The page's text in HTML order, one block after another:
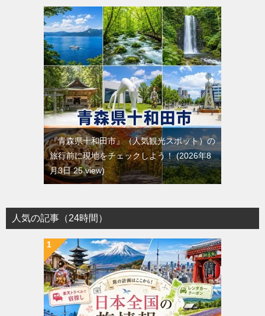
『青森県十和田市』（人気観光スポット）の
旅行前に現地をチェックしよう！ 2026年8
月3日 25 view
人気の記事（24時間）